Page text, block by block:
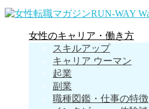
女性のキャリア・働き方
スキルアップ
キャリア ウーマン
起業
副業
職種図鑑・仕事の特徴